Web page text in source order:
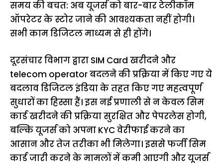
समय की बचत: अब यूजर्स को बार-बार टेलीकॉम
ऑपरेटर के स्टोर जाने की आवश्यकता नहीं होगी।
सभी काम डिजिटल माध्यम से ही होंगे।
दूरसंचार विभाग द्वारा SIM Card खरीदने और
telecom operator बदलने की प्रक्रिया में किए गए ये
बदलाव डिजिटल इंडिया के तहत किए गए महत्वपूर्ण
सुधारों का हिस्सा हैं। इस नई प्रणाली से न केवल सिम
कार्ड खरीदने की प्रक्रिया सुरक्षित और पेपरलेस होगी,
बल्कि यूजर्स को अपना KYC वेरीफाई करने का
आसान और तेज तरीका भी मिलेगा। इससे फर्जी सिम
कार्ड जारी करने के मामलों में कमी आएगी और यूजर्स